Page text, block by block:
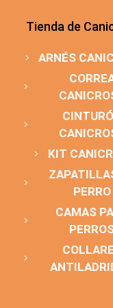
Tienda de
ARNÉS
KIT
PERRO
CAMAS